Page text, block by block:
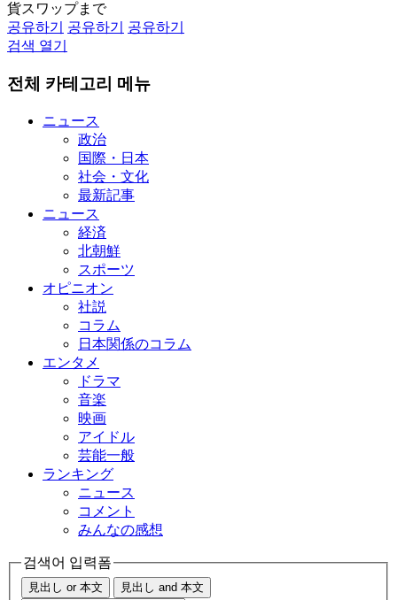
貨スワップまで
공유하기
공유하기
공유하기
검색 열기
전체 카테고리 메뉴
ニュース
政治
国際・日本
社会・文化
最新記事
ニュース
経済
北朝鮮
スポーツ
オピニオン
社説
コラム
日本関係のコラム
エンタメ
ドラマ
音楽
映画
アイドル
芸能一般
ランキング
ニュース
コメント
みんなの感想
검색어 입력폼
見出し or 本文 見出し and 本文